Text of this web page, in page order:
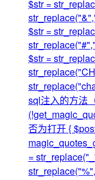
$str =
$str =
$str =
sql注入的方法
否为打开 {
=